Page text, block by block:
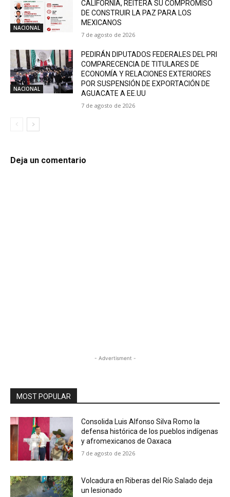
NACIONAL
CALIFORNIA, REITERA SU COMPROMISO
DE CONSTRUIR LA PAZ PARA LOS
MEXICANOS
7 de agosto de 2026
NACIONAL
PEDIRÁN DIPUTADOS FEDERALES DEL PRI
COMPARECENCIA DE TITULARES DE
ECONOMÍA Y RELACIONES EXTERIORES
POR SUSPENSIÓN DE EXPORTACIÓN DE
AGUACATE A EE.UU
7 de agosto de 2026
Deja un comentario
- Advertisment -
MOST POPULAR
Consolida Luis Alfonso Silva Romo la
defensa histórica de los pueblos indígenas
y afromexicanos de Oaxaca
7 de agosto de 2026
Volcadura en Riberas del Río Salado deja
un lesionado